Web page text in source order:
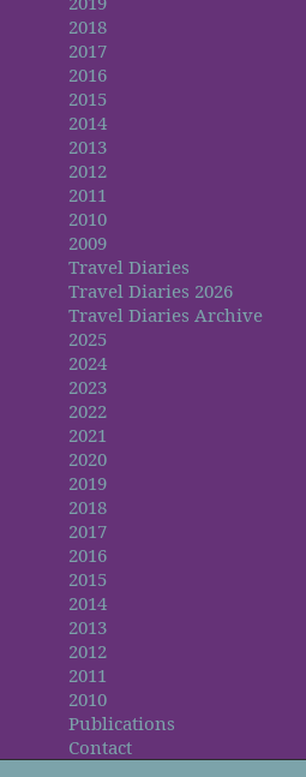
2018
2017
2016
2015
2014
2013
2012
2011
2010
2009
Travel Diaries
Travel Diaries 2026
Travel Diaries Archive
2025
2024
2023
2022
2021
2020
2019
2018
2017
2016
2015
2014
2013
2012
2011
2010
Publications
Contact